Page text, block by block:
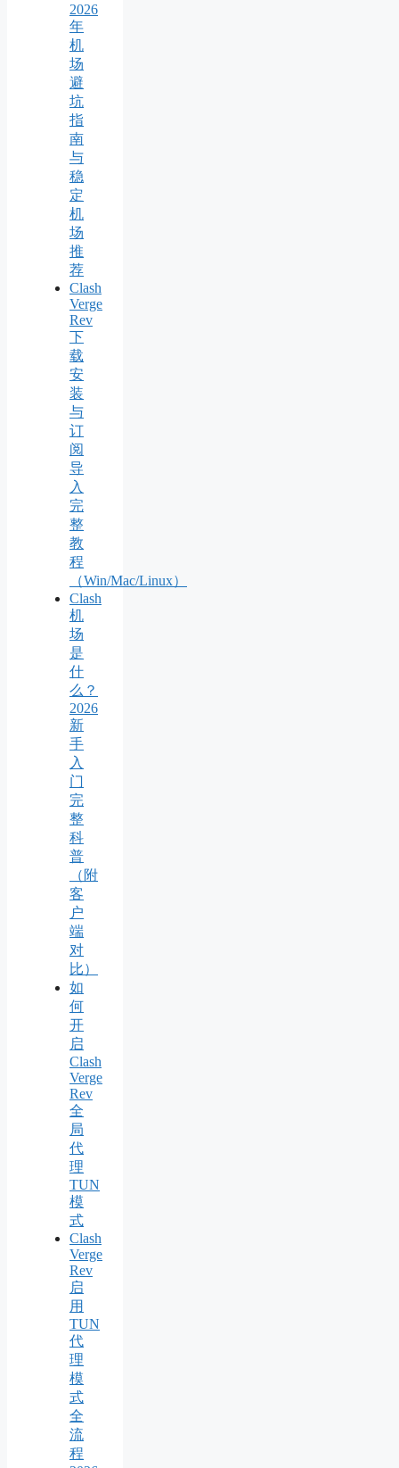
2026
年
机
场
避
坑
指
南
与
稳
定
机
场
推
荐
Clash
Verge
Rev
下
载
安
装
与
订
阅
导
入
完
整
教
程
（Win/Mac/Linux）
Clash
机
场
是
什
么？
2026
新
手
入
门
完
整
科
普
（附
客
户
端
对
比）
如
何
开
启
Clash
Verge
Rev
全
局
代
理
TUN
模
式
Clash
Verge
Rev
启
用
TUN
代
理
模
式
全
流
程